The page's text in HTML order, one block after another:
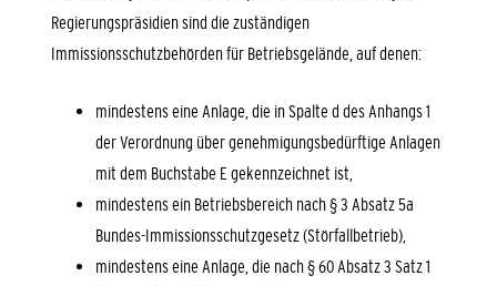
Regierungspräsidien sind die zuständigen
Immissionsschutzbehörden für Betriebsgelände, auf denen:
mindestens eine Anlage, die in Spalte d des Anhangs 1
der Verordnung über genehmigungsbedürftige Anlagen
mit dem Buchstabe E gekennzeichnet ist,
mindestens ein Betriebsbereich nach § 3 Absatz 5a
Bundes-Immissionsschutzgesetz (Störfallbetrieb),
mindestens eine Anlage, die nach § 60 Absatz 3 Satz 1